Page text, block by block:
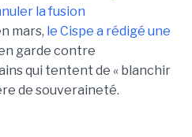
la fusion
mars, le Cispe a rédigé une
garde contre
qui tentent de « blanchir
de souveraineté.